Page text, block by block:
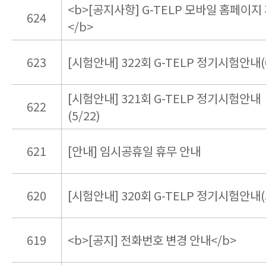
624
<b>[공지사항] G-TELP 모바일 홈페이지
</b>
623 [시험안내] 322회 G-TELP 정기시험안
622
[시험안내] 321회 G-TELP 정기시험안내
(5/22)
621 [안내] 임시공휴일 휴무 안내
620 [시험안내] 320회 G-TELP 정기시험안
619 <b>[공지] 전화번호 변경 안내</b>